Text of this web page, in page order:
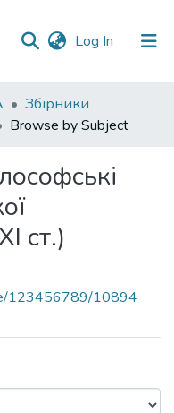
Log In (current)
Збірники
Browse by Subject
ст.)
123456789/10894